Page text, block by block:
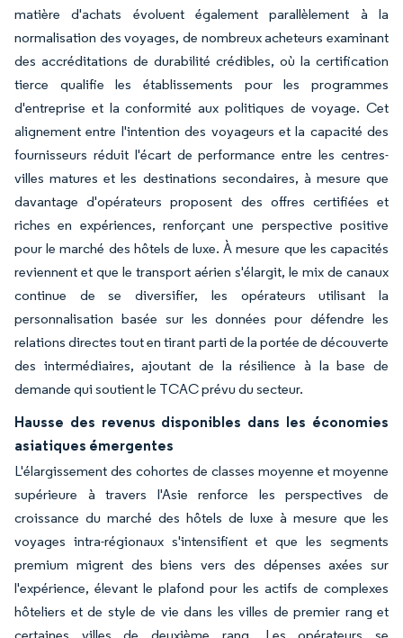
matière d'achats évoluent également parallèlement à la
normalisation des voyages, de nombreux acheteurs examinant
des accréditations de durabilité crédibles, où la certification
tierce qualifie les établissements pour les programmes
d'entreprise et la conformité aux politiques de voyage. Cet
alignement entre l'intention des voyageurs et la capacité des
fournisseurs réduit l'écart de performance entre les centres-
villes matures et les destinations secondaires, à mesure que
davantage d'opérateurs proposent des offres certifiées et
riches en expériences, renforçant une perspective positive
pour le marché des hôtels de luxe. À mesure que les capacités
reviennent et que le transport aérien s'élargit, le mix de canaux
continue de se diversifier, les opérateurs utilisant la
personnalisation basée sur les données pour défendre les
relations directes tout en tirant parti de la portée de découverte
des intermédiaires, ajoutant de la résilience à la base de
demande qui soutient le TCAC prévu du secteur.
Hausse des revenus disponibles dans les économies
asiatiques émergentes
L'élargissement des cohortes de classes moyenne et moyenne
supérieure à travers l'Asie renforce les perspectives de
croissance du marché des hôtels de luxe à mesure que les
voyages intra-régionaux s'intensifient et que les segments
premium migrent des biens vers des dépenses axées sur
l'expérience, élevant le plafond pour les actifs de complexes
hôteliers et de style de vie dans les villes de premier rang et